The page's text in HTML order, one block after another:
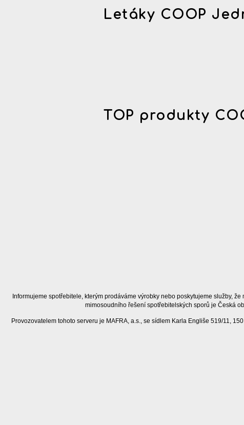
Letáky COOP
TOP produkty
Informujeme spotřebitele, kterým prodáváme výrobky nebo poskytujeme služby,
mimosoudního řešení spotřebitelských sporů je Česká
Provozovatelem tohoto serveru je MAFRA, a.s., se sídlem Karla Engliše 519/11,